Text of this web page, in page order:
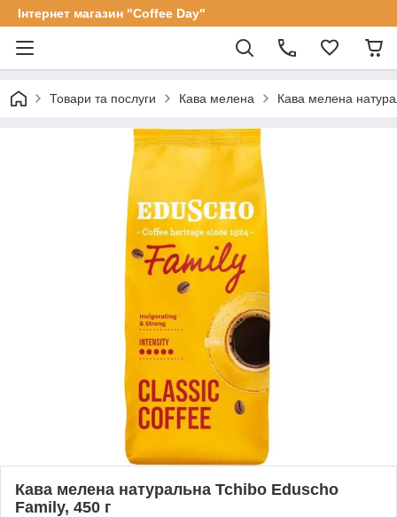
Інтернет магазин "Coffee Day"
Товари та послуги Кава мелена Кава мелена
Кава мелена натуральна Tchibo Eduscho
Family, 450 г